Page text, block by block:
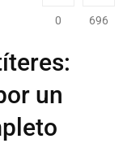
0 696
un